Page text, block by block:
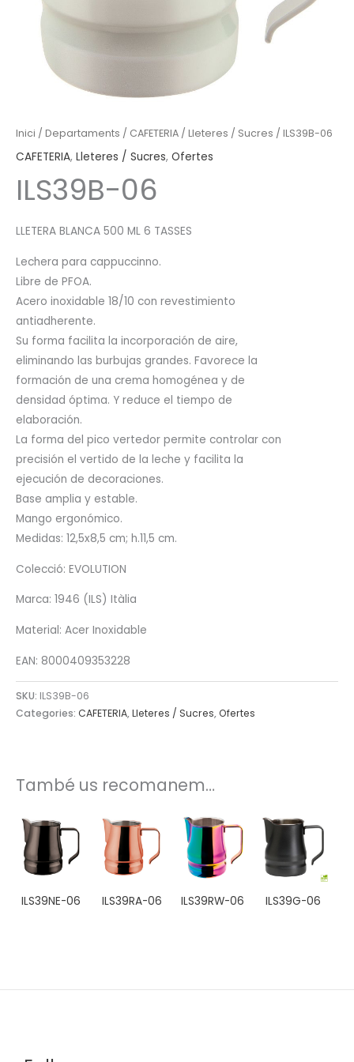
Inici / Departaments / CAFETERIA / Lleteres / Sucres / ILS39B-06
CAFETERIA, Lleteres / Sucres, Ofertes
ILS39B-06
LLETERA BLANCA 500 ML 6 TASSES
Lechera para cappuccinno.
Libre de PFOA.
Acero inoxidable 18/10 con revestimiento
antiadherente.
Su forma facilita la incorporación de aire,
eliminando las burbujas grandes. Favorece la
formación de una crema homogénea y de
densidad óptima. Y reduce el tiempo de
elaboración.
La forma del pico vertedor permite controlar con
precisión el vertido de la leche y facilita la
ejecución de decoraciones.
Base amplia y estable.
Mango ergonómico.
Medidas: 12,5x8,5 cm; h.11,5 cm.
Colecció: EVOLUTION
Marca: 1946 (ILS) Itàlia
Material: Acer Inoxidable
EAN: 8000409353228
SKU: ILS39B-06
Categories: CAFETERIA,Lleteres / Sucres,Ofertes
També us recomanem…
ILS39NE-06 ILS39RA-06 ILS39RW-06 ILS39G-06